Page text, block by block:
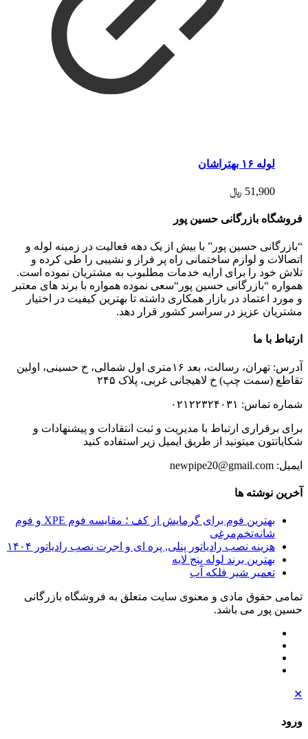
لوله ۱۶ بهتراشان
51,900 ﷼
فروشگاه بازرگانی حسین پور
“بازرگانی حسین پور” با بیش از یک دهه فعالیت در زمینه لوله و
اتصالات و لوازم ساختمانی راه پر فراز و نشیبی را طی کرده و
تلاش خود را برای ارایه خدمات مطلبوب به مشتریان نموده است.
همواره “بازرگانی حسین پور“سعی نموده همواره با برند های معتبر
و مورد اعتماد در بازار همکاری داشته تا بهترین کیفیت در اختیار
مشتریان عزیز در سراسر کشور قرار دهد.
ارتباط با ما
آدرس: تهران، رسالت، بعد ۱۶متری اول شمالی، خ حسینی، اولین
تقاطع (سمت چپ) خ لاهیجانی غربی، پلاک ۲۴۵
شماره تماس: ۰۲۱۲۲۳۲۴۰۳۱
برای برقراری ارتباط با مدیریت و ثبت انتقادات و پیشنهادات و
شکایاتتون میتونید از طریق ایمیل زیر استفاده کنید
ایمیل: newpipe20@gmail.com
آخرین نوشته ها
بهترین فوم برای گرمایش از کف ؛ مقایسه فوم XPE و فوم
شانه‌تخم‌مرغی
هزینه نصب رادیاتور پنلی, پره ای و اجرت نصب رادیاتور ۱۴۰۴
بهترین برند لوله پنج لایه
تعمیر شیر فلکه آب
تمامی حقوق مادی و معنوی سایت متعلق به فروشگاه بازرگانی
حسین پور می باشد.
✕
ورود